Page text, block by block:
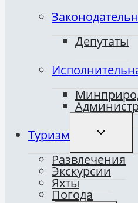
Депутаты
Туризм
Развлечения
Экскурсии
Яхты
Погода